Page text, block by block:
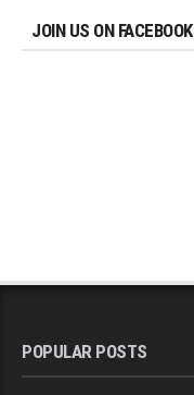
JOIN US ON FACEBOOK
POPULAR POSTS